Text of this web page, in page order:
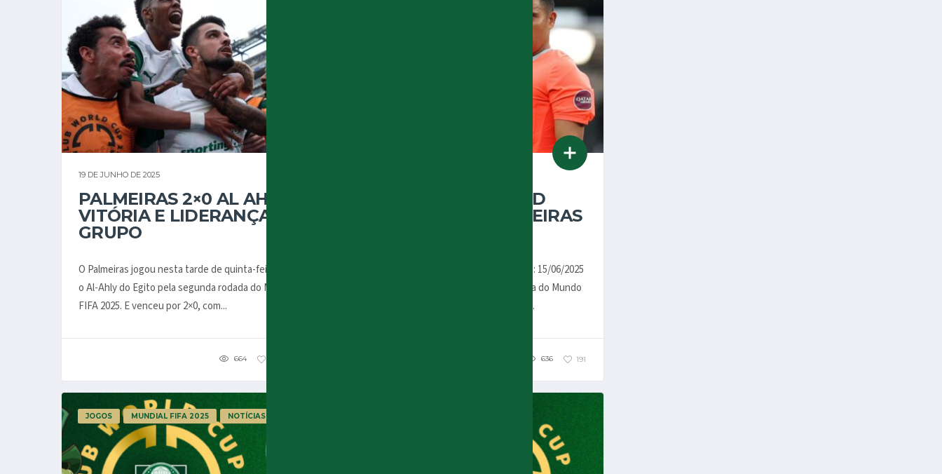
19 DE JUNHO DE 2025
PALMEIRAS 2×0 AL AHLY:
VITÓRIA E LIDERANÇA DO
GRUPO
O Palmeiras jogou nesta tarde de quinta-feira contra
o Al-Ahly do Egito pela segunda rodada do Mundial
FIFA 2025. E venceu por 2×0, com...
664
ARBITRAGEM DE SAID
MARTÍNEZ EM PALMEIRAS
Por Oiti Cipriani Palmeiras 0x0 Porto Data: 15/06/2025
Local: MetLife Stadium, New Jersey Copa do Mundo
de Clube FIFA 2025 – R01 Árbitro Arbitro...
636 191
JOGOS MUNDIAL FIFA 2025 NOTÍCIAS